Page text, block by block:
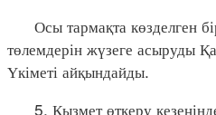
Осы тармақта көзделген
төлемдерін жүзеге асыруды
Үкіметі айқындайды.
5. Қызмет өткеру